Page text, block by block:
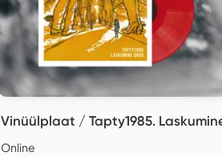
Vinüülplaat / Tapty1985.
Online